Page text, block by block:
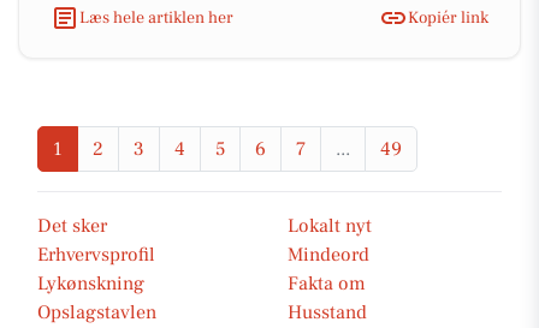
Læs hele artiklen her
Kopiér link
1 2 3 4 5 6 7 ... 49
Det sker
Lokalt nyt
Erhvervsprofil
Mindeord
Lykønskning
Fakta om
Opslagstavlen
Husstand